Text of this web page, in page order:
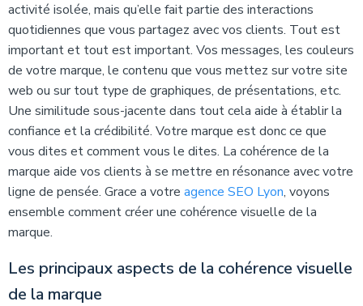
activité isolée, mais qu’elle fait partie des interactions
quotidiennes que vous partagez avec vos clients. Tout est
important et tout est important. Vos messages, les couleurs
de votre marque, le contenu que vous mettez sur votre site
web ou sur tout type de graphiques, de présentations, etc.
Une similitude sous-jacente dans tout cela aide à établir la
confiance et la crédibilité. Votre marque est donc ce que
vous dites et comment vous le dites. La cohérence de la
marque aide vos clients à se mettre en résonance avec votre
ligne de pensée. Grace a votre agence SEO Lyon, voyons
ensemble comment créer une cohérence visuelle de la
marque.
Les principaux aspects de la cohérence visuelle
de la marque